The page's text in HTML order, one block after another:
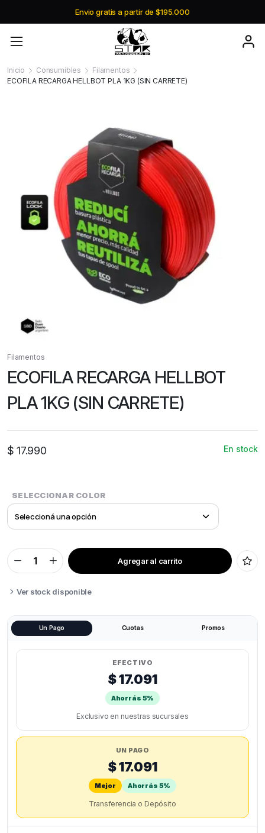
Envio gratis a partir de $195.000
Inicio Consumibles
Filamentos
ECOFILA RECARGA HELLBOT PLA 1KG (SIN CARRETE)
Filamentos
ECOFILA RECARGA HELLBOT
PLA 1KG (SIN CARRETE)
$ 17.990 En stock
SELECCIONAR COLOR
ECOFILA
RECARGA
PLA
1KG
CARRETE)
quantity
Agregar al carrito
Ver stock disponible
Un Pago Cuotas Promos
EFECTIVO
$ 17.091
Ahorrás 5%
Exclusivo en nuestras sucursales
UN PAGO
$ 17.091
Mejor Ahorrás 5%
Transferencia o Depósito